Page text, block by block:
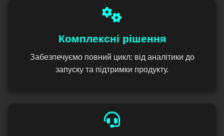
Комплексні рішення
Забезпечуємо повний цикл: від аналітики до
запуску та підтримки продукту.